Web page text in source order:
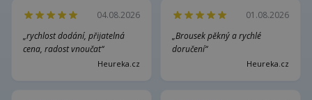
04.08.2026
„rychlost dodání, přijatelná
cena, radost vnoučat“
Heureka.cz
01.08.2026
„Brousek pěkný a rychlé
doručení“
Heureka.cz